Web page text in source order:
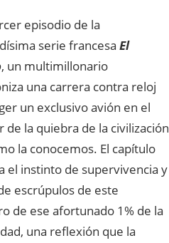
episodio de la
serie francesa El
, un multimillonario
una carrera contra reloj
un exclusivo avión en el
de la quiebra de la civilización
la conocemos. El capítulo
el instinto de supervivencia y
escrúpulos de este
de ese afortunado 1% de la
una reflexión que la